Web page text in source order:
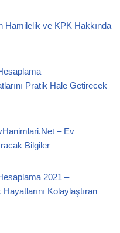
Hamilelik ve KPK Hakkında
–
Pratik Hale Getirecek
– Ev
Bilgiler
2021 –
Kolaylaştıran